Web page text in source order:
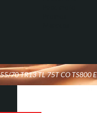
70 TR13 TL 75T CO TS800 E